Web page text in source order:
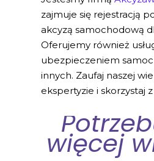
zajmuje się rejestracją
akcyzą samochodową
Oferujemy również
ubezpieczeniem
innych. Zaufaj naszej
ekspertyzie i skorzystaj z
więcej